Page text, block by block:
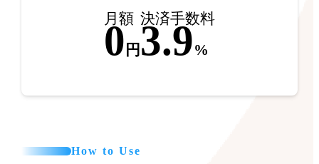
月額
0円
決済手数料
3.9%
How to Use